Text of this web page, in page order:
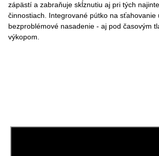
zápästí a zabraňuje skĺznutiu aj pri tých
činnostiach. Integrované pútko na sťahovanie
bezproblémové nasadenie - aj pod časovým
výkopom.